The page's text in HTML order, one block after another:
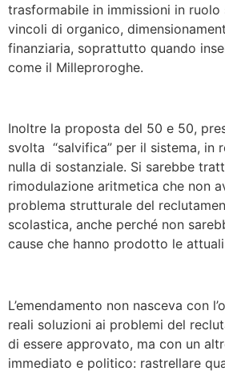
trasformabile in immissioni in ruolo
vincoli di organico,
finanziaria, soprattutto quando
come il Milleproroghe.
Inoltre la proposta del 50 e 50,
svolta “salvifica” per il sistema, in
nulla di sostanziale. Si sarebbe
rimodulazione aritmetica che non
problema strutturale del
scolastica, anche perché non
cause che hanno prodotto le
L’emendamento non nasceva con
reali soluzioni ai problemi del
di essere approvato, ma con un
immediato e politico: rastrellare